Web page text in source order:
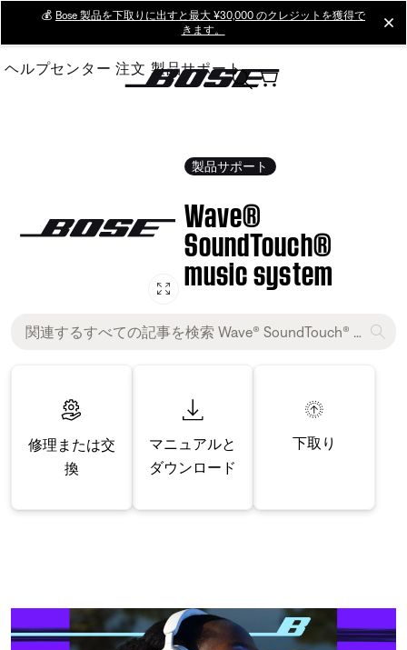
Main
💰 Bose 製品を下取りに出すと最大 ¥30,000 のクレジットを獲得で
きます。
ヘルプセンター 注文 製品サポート
製品サポート
Wave®
SoundTouch®
music system
修理または交
換
マニュアルと
ダウンロード
下取り